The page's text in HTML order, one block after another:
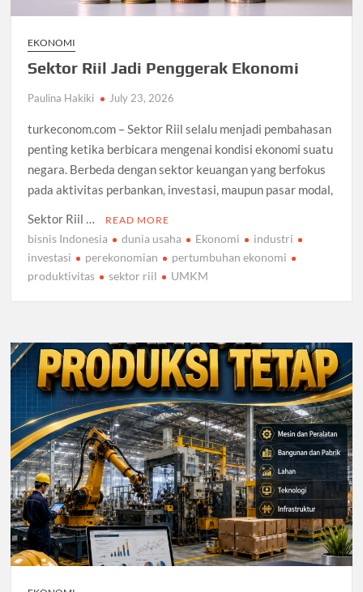
EKONOMI
Sektor Riil Jadi Penggerak Ekonomi
Paulina Hakiki July 23, 2026
turkeconom.com – Sektor Riil selalu menjadi pembahasan
penting ketika berbicara mengenai kondisi ekonomi suatu
negara. Berbeda dengan sektor keuangan yang berfokus
pada aktivitas perbankan, investasi, maupun pasar modal,
Sektor Riil …
READ MORE
bisnis Indonesia dunia usaha Ekonomi
industri
investasi
perekonomian
pertumbuhan ekonomi
produktivitas
sektor riil UMKM